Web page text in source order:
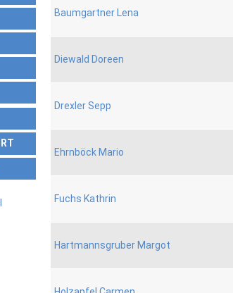
Baumgartner Lena
Diewald Doreen
Drexler Sepp
Ehrnböck Mario
Fuchs Kathrin
Hartmannsgruber Margot